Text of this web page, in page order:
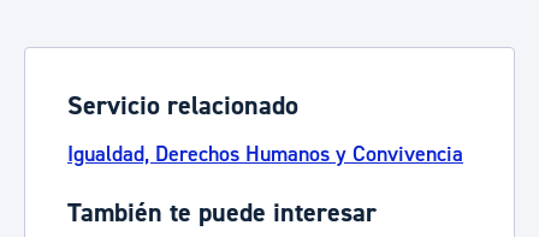
Servicio relacionado
Igualdad, Derechos Humanos y Convivencia
También te puede interesar